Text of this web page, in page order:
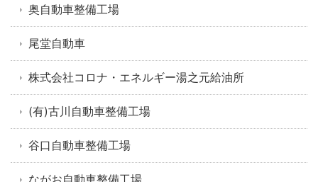
奥自動車整備工場
尾堂自動車
株式会社コロナ・エネルギー湯之元給油所
(有)古川自動車整備工場
谷口自動車整備工場